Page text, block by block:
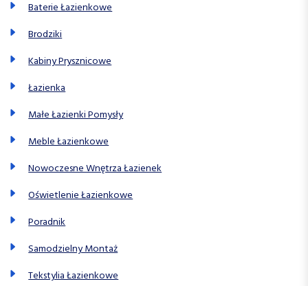
Baterie Łazienkowe
Brodziki
Kabiny Prysznicowe
Łazienka
Małe Łazienki Pomysły
Meble Łazienkowe
Nowoczesne Wnętrza Łazienek
Oświetlenie Łazienkowe
Poradnik
Samodzielny Montaż
Tekstylia Łazienkowe